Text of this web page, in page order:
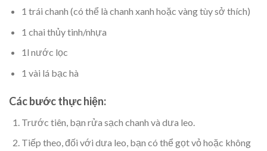
1 trái chanh (có thể là chanh xanh hoặc vàng tùy sở thích)
1 chai thủy tinh/nhựa
1l nước lọc
1 vài lá bạc hà
Các bước thực hiện:
Trước tiên, bạn rửa sạch chanh và dưa leo.
Tiếp theo, đối với dưa leo, bạn có thể gọt vỏ hoặc không